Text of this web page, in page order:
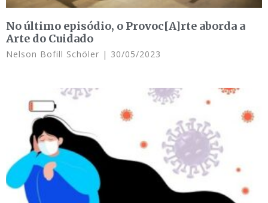
No último episódio, o Provoc[A]rte aborda a
Arte do Cuidado
Nelson Bofill Schöler 30/05/2023